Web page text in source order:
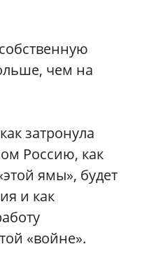
чем на
как затронула
Россию, как
ямы», будет
и как
«войне».